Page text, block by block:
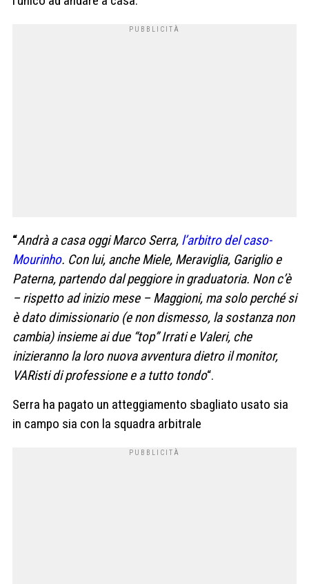
“Andrà a casa oggi Marco Serra, l’arbitro del caso-
Mourinho. Con lui, anche Miele, Meraviglia, Gariglio e
Paterna, partendo dal peggiore in graduatoria. Non c’è
– rispetto ad inizio mese – Maggioni, ma solo perché si
è dato dimissionario (e non dismesso, la sostanza non
cambia) insieme ai due “top” Irrati e Valeri, che
inizieranno la loro nuova avventura dietro il monitor,
VARisti di professione e a tutto tondo“.
Serra ha pagato un atteggiamento sbagliato usato sia
in campo sia con la squadra arbitrale